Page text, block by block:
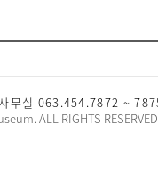
사무실 063.454.7872 ~
ALL RIGHTS RESERVED